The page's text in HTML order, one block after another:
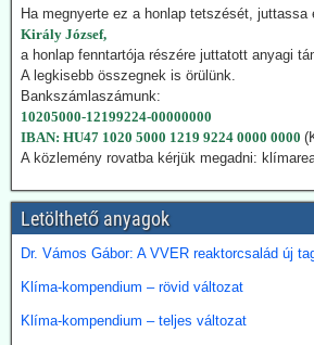
helyezi azokat a szénerőműveket,
szennyezőbb korszak maradványainak
hatóságok „rendkívüli ellátási
tüzelőanyagnak a használatát, amelynek
megígérték.
Hogy kedvezzen a nemzetközi
vállalta a teljes klímasemlegességet.
bekopogtatott, azonnal ejtették a magas ívű
képviselői kijelentették, hogy a
megoldást jelent a földgáz-megtakarításra.
szoroson keresztül kapta olaj és
történelemben először vásárolt
Emellett megnöveli saját kitermelését,
beszállításokra is.
Ha megnyerte ez a honlap tetszését, juttassa
Király József,
a honlap fenntartója részére juttatott anyagi
A legkisebb összegnek is örülünk.
Bankszámlaszámunk:
10205000-12199224-00000000
IBAN: HU47 1020 5000 1219 9224 0000 0000
A közlemény rovatba kérjük megadni:
Letölthető anyagok
Dr. Vámos Gábor: A VVER reaktorcsalád új
Klíma-kompendium – rövid változat
Klíma-kompendium – teljes változat